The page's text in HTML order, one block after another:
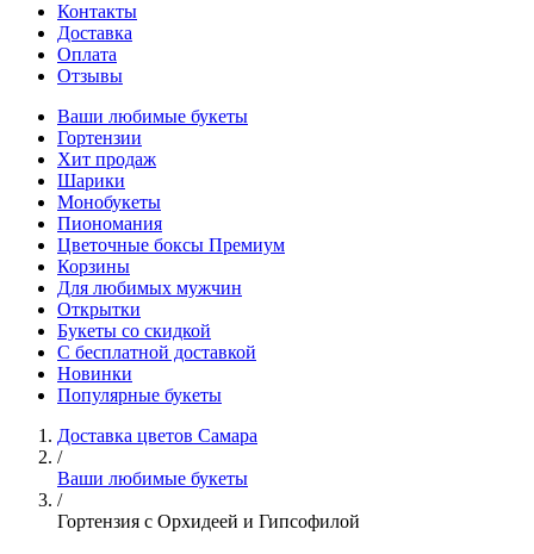
Контакты
Доставка
Оплата
Отзывы
Ваши любимые букеты
Гортензии
Хит продаж
Шарики
Монобукеты
Пиономания
Цветочные боксы Премиум
Корзины
Для любимых мужчин
Открытки
Букеты со скидкой
С бесплатной доставкой
Новинки
Популярные букеты
Доставка цветов Самара
/
Ваши любимые букеты
/
Гортензия с Орхидеей и Гипсофилой